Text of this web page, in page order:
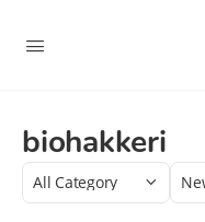
biohakkeri
Category
Sort